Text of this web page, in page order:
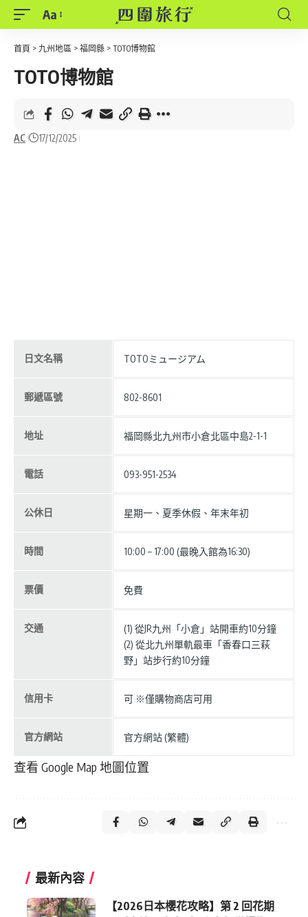
Font
Resizer
Aa
首頁 > 九州地區 > 福岡縣 > TOTO博物館
TOTO博物館
AC 17/12/2025
日文名稱 TOTOミュージアム
郵遞區號 802-8601
地址 福岡縣北九州市小倉北區中島2-1-1
電話 093-951-2534
公休日 星期一、夏季休假、年末年初
時間 10:00 – 17:00 (最晚入館為16:30)
票價 免費
交通
(1) 從JR九州「小倉」站開車約10分鐘
(2) 從北九州單軌最車「香春口三萩
野」站步行約10分鐘
信用卡 可 ※僅購物商店可用
官方網站 官方網站 (繁體)
查看 Google Map 地圖位置
最新內容
【2026日本櫻花攻略】第 2 回花期